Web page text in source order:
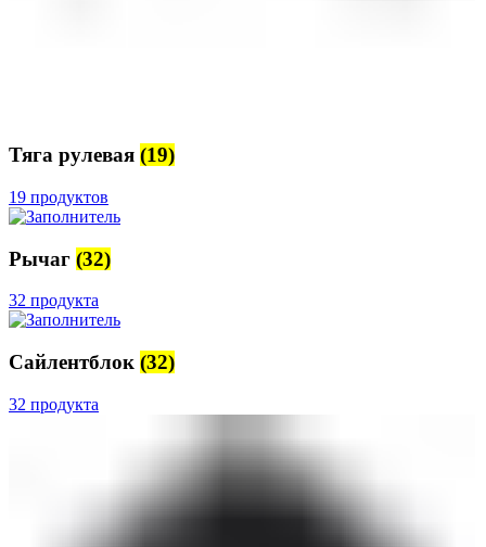
Тяга рулевая (19)
19 продуктов
Рычаг (32)
32 продукта
Сайлентблок (32)
32 продукта